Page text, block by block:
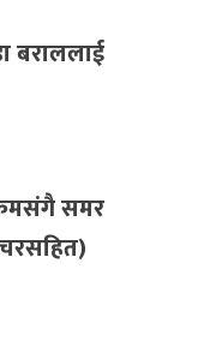
बराललाई
समर